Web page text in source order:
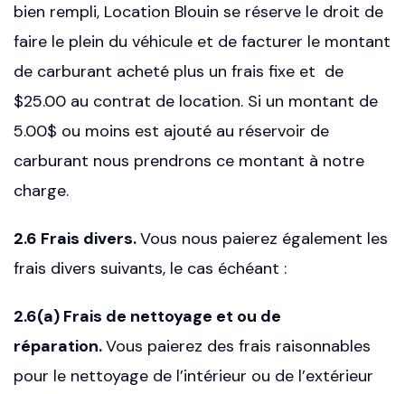
bien rempli, Location Blouin se réserve le droit de
faire le plein du véhicule et de facturer le montant
de carburant acheté plus un frais fixe et de
$25.00 au contrat de location. Si un montant de
5.00$ ou moins est ajouté au réservoir de
carburant nous prendrons ce montant à notre
charge.
2.6 Frais divers.Vous nous paierez également les
frais divers suivants, le cas échéant :
2.6(a) Frais de nettoyage et ou de
réparation.Vous paierez des frais raisonnables
pour le nettoyage de l’intérieur ou de l’extérieur